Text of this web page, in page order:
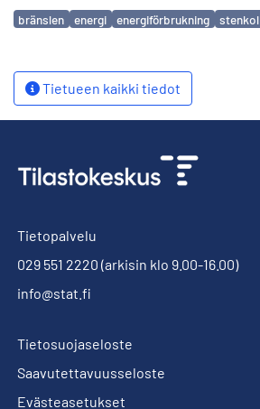
Avainsanat
bränslen energi energiförbrukning stenkol
Tietueen kaikki tiedot
Tietopalvelu
029 551 2220 (arkisin klo 9.00-16.00)
info@stat.fi
Tietosuojaseloste
Saavutettavuusseloste
Evästeasetukset